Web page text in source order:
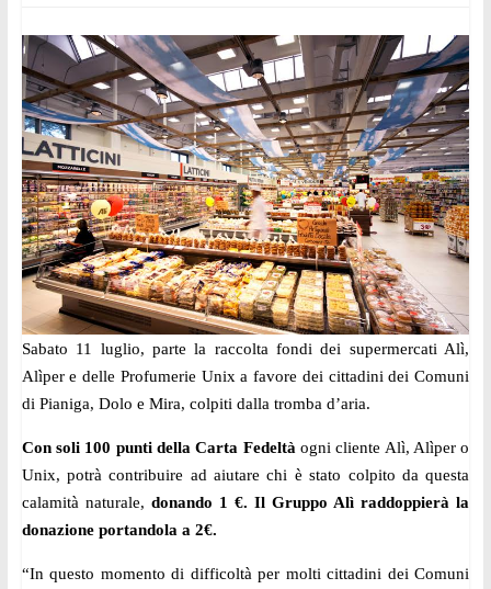
Sabato 11 luglio, parte la raccolta fondi dei supermercati Alì,
Alìper e delle Profumerie Unix a favore dei cittadini dei Comuni
di Pianiga, Dolo e Mira, colpiti dalla tromba d’aria.
Con soli 100 punti della Carta Fedeltà ogni cliente Alì, Alìper o
Unix, potrà contribuire ad aiutare chi è stato colpito da questa
calamità naturale, donando 1 €. Il Gruppo Alì raddoppierà la
donazione portandola a 2€.
“In questo momento di difficoltà per molti cittadini dei Comuni